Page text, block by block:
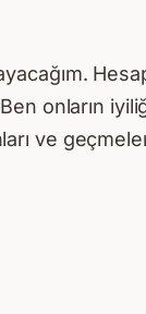
onların
ve